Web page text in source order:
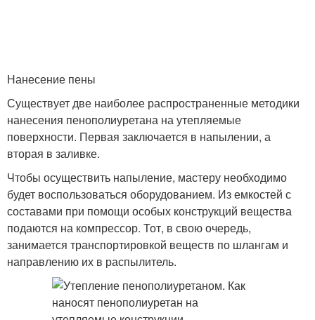
Нанесение пены
Существует две наиболее распространенные методики
нанесения пенополиуретана на утепляемые
поверхности. Первая заключается в напылении, а
вторая в заливке.
Чтобы осуществить напыление, мастеру необходимо
будет воспользоваться оборудованием. Из емкостей с
составами при помощи особых конструкций вещества
подаются на компрессор. Тот, в свою очередь,
занимается транспортировкой веществ по шлангам и
направлению их в распылитель.